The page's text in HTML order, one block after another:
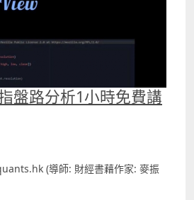
盤路分析1小時免費講
(導師: 財經書藉作家: 麥振